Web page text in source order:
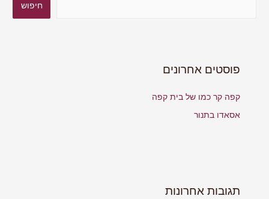
חיפוש
פוסטים אחרונים
קפה קר כמו של בית קפה
אסאדו בתנור
תגובות אחרונות